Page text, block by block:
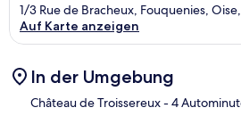
1/3 Rue de Bracheux, Fouquenies,
Auf Karte anzeigen
In der Umgebung
Château de Troissereux- 4